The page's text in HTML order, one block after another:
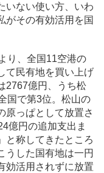
いない使い方、いわ
がその有効活用を国
り、全国11空港の
て民有地を買い上げ
2767億円、うち松
国で第3位。松山の
原っぱとして放置さ
億円の追加支出ま
と称してきたところ
うした国有地は一円
効活用されずに放置